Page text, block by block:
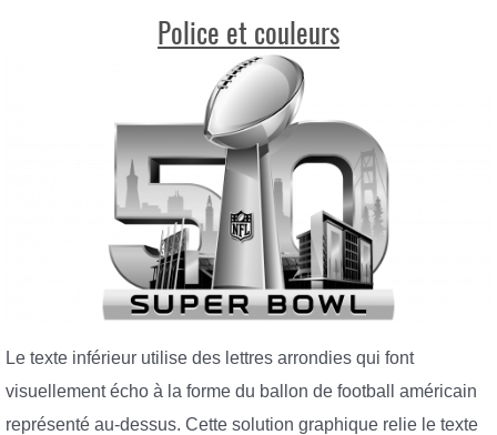
Police et couleurs
Le texte inférieur utilise des lettres arrondies qui font
visuellement écho à la forme du ballon de football américain
représenté au-dessus. Cette solution graphique relie le texte